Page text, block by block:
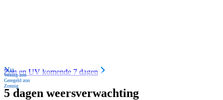
Nu
Weinig zon
Geregeld zon
Zonnig
Zon en UV komende 7 dagen
5 dagen weersverwachting